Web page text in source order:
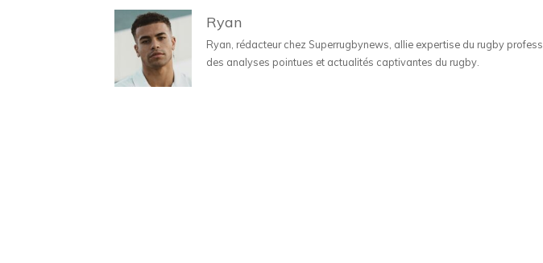
Ryan
Ryan, rédacteur chez Superrugbynews, allie expertise du rugby
des analyses pointues et actualités captivantes du rugby.